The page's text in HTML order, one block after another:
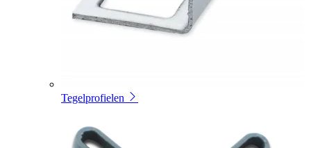
Tegelprofielen